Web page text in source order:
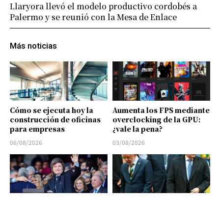
Más noticias
Cómo se ejecuta hoy la
construcción de oficinas
para empresas
06/08/2026
Aumenta los FPS mediante
overclocking de la GPU:
¿vale la pena?
03/08/2026
Llaryora llevó el modelo productivo cordobés a
Palermo y se reunió con la Mesa de Enlace